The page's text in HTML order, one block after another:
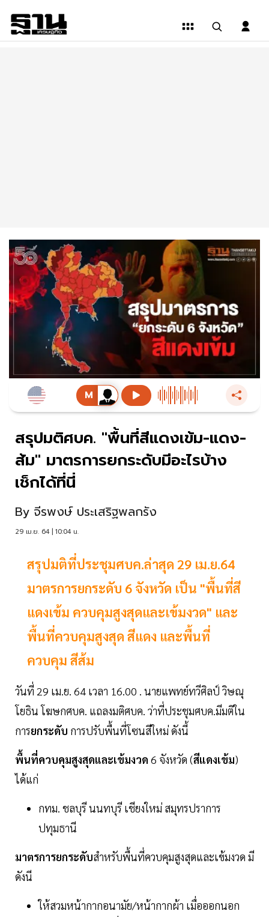
สรุปมติศบค. "พื้นที่สีแดงเข้ม-แดง-
ส้ม" มาตรการยกระดับมีอะไรบ้าง
เช็กได้ที่นี่
By จีรพงษ์ ประเสริฐพลกรัง
29 เม.ย. 64 | 10:04 น.
สรุปมติที่ประชุมศบค.ล่าสุด 29 เม.ย.64
มาตรการยกระดับ 6 จังหวัด เป็น "พื้นที่สี
แดงเข้ม ควบคุมสูงสุดและเข้มงวด" และ
พื้นที่ควบคุมสูงสุด สีแดง และพื้นที่
ควบคุม สีส้ม
วันที่ 29 เม.ย. 64 เวลา 16.00 . นายแพทย์ทวีศิลป์ วิษณุ
โยธิน โฆษกศบค. แถลงมติศบค. ว่าที่ประชุมศบค.มีมติใน
การยกระดับ การปรับพื้นที่โซนสีใหม่ ดังนี้
พื้นที่ควบคุมสูงสุดและเข้มงวด 6 จังหวัด (สีแดงเข้ม)
ได้แก่
กทม. ชลบุรี นนทบุรี เชียงใหม่ สมุทรปราการ
ปทุมธานี
มาตรการยกระดับสำหรับพื้นที่ควบคุมสูงสุดและเข้มงวด มี
ดังนี
ให้สวมหน้ากากอนามัย/หน้ากากผ้า เมื่อออกนอก